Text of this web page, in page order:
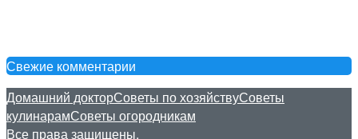
Свежие комментарии
Домашний докторСоветы по хозяйствуСоветы
кулинарамСоветы огородникам
Все права защищены.